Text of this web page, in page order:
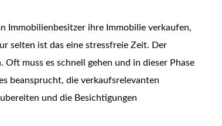
Immobilienbesitzer ihre Immobilie verkaufen,
selten ist das eine stressfreie Zeit. Der
muss es schnell gehen und in dieser Phase
beansprucht, die verkaufsrelevanten
und die Besichtigungen